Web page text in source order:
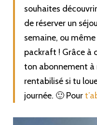
souhaites
de réserver un
semaine, ou
packraft ! Grâce à
ton abonnement à
rentabilisé si tu
journée. 🙂 Pour